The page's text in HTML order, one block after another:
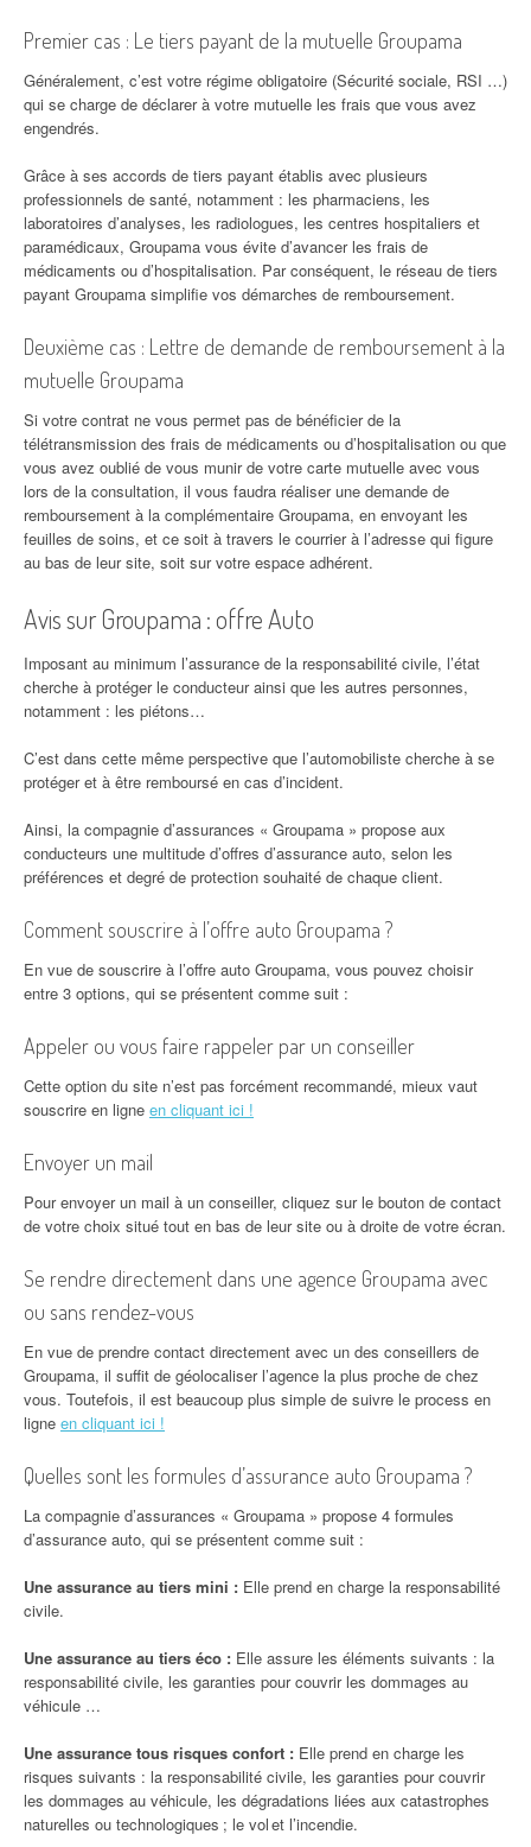
Premier cas : Le tiers payant de la mutuelle Groupama
Généralement, c’est votre régime obligatoire (Sécurité sociale, RSI …)
qui se charge de déclarer à votre mutuelle les frais que vous avez
engendrés.
Grâce à ses accords de tiers payant établis avec plusieurs
professionnels de santé, notamment : les pharmaciens, les
laboratoires d’analyses, les radiologues, les centres hospitaliers et
paramédicaux, Groupama vous évite d’avancer les frais de
médicaments ou d’hospitalisation. Par conséquent, le réseau de tiers
payant Groupama simplifie vos démarches de remboursement.
Deuxième cas : Lettre de demande de remboursement à la
mutuelle Groupama
Si votre contrat ne vous permet pas de bénéficier de la
télétransmission des frais de médicaments ou d’hospitalisation ou que
vous avez oublié de vous munir de votre carte mutuelle avec vous
lors de la consultation, il vous faudra réaliser une demande de
remboursement à la complémentaire Groupama, en envoyant les
feuilles de soins, et ce soit à travers le courrier à l’adresse qui figure
au bas de leur site, soit sur votre espace adhérent.
Avis sur Groupama : offre Auto
Imposant au minimum l’assurance de la responsabilité civile, l’état
cherche à protéger le conducteur ainsi que les autres personnes,
notamment : les piétons…
C’est dans cette même perspective que l’automobiliste cherche à se
protéger et à être remboursé en cas d’incident.
Ainsi, la compagnie d’assurances « Groupama » propose aux
conducteurs une multitude d’offres d’assurance auto, selon les
préférences et degré de protection souhaité de chaque client.
Comment souscrire à l’offre auto Groupama ?
En vue de souscrire à l’offre auto Groupama, vous pouvez choisir
entre 3 options, qui se présentent comme suit :
Appeler ou vous faire rappeler par un conseiller
Cette option du site n’est pas forcément recommandé, mieux vaut
souscrire en ligne en cliquant ici !
Envoyer un mail
Pour envoyer un mail à un conseiller, cliquez sur le bouton de contact
de votre choix situé tout en bas de leur site ou à droite de votre écran.
Se rendre directement dans une agence Groupama avec
ou sans rendez-vous
En vue de prendre contact directement avec un des conseillers de
Groupama, il suffit de géolocaliser l’agence la plus proche de chez
vous. Toutefois, il est beaucoup plus simple de suivre le process en
ligne en cliquant ici !
Quelles sont les formules d’assurance auto Groupama ?
La compagnie d’assurances « Groupama » propose 4 formules
d’assurance auto, qui se présentent comme suit :
Une assurance au tiers mini : Elle prend en charge la responsabilité
civile.
Une assurance au tiers éco : Elle assure les éléments suivants : la
responsabilité civile, les garanties pour couvrir les dommages au
véhicule …
Une assurance tous risques confort : Elle prend en charge les
risques suivants : la responsabilité civile, les garanties pour couvrir
les dommages au véhicule, les dégradations liées aux catastrophes
naturelles ou technologiques ; le vol et l’incendie.